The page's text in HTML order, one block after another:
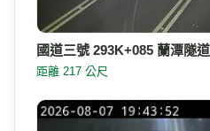
國道三號 293K+085 蘭潭隧道
距離 217 公尺